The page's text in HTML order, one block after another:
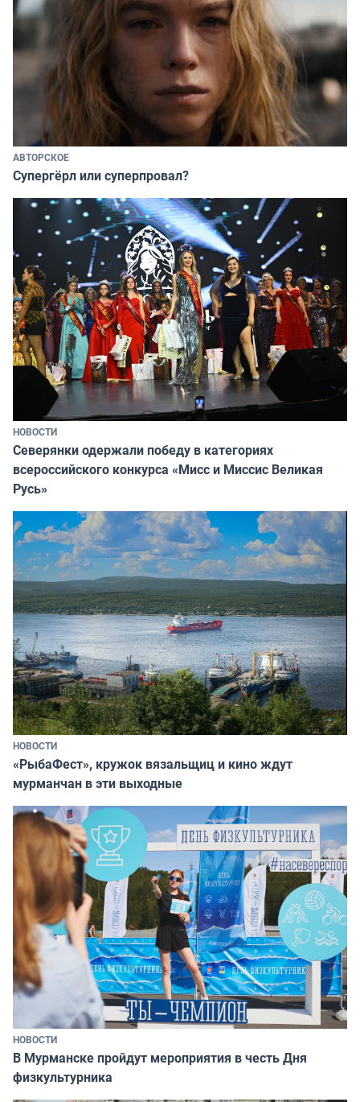
АВТОРСКОЕ
Супергёрл или суперпровал?
НОВОСТИ
Северянки одержали победу в категориях
всероссийского конкурса «Мисс и Миссис Великая
Русь»
НОВОСТИ
«РыбаФест», кружок вязальщиц и кино ждут
мурманчан в эти выходные
НОВОСТИ
В Мурманске пройдут мероприятия в честь Дня
физкультурника